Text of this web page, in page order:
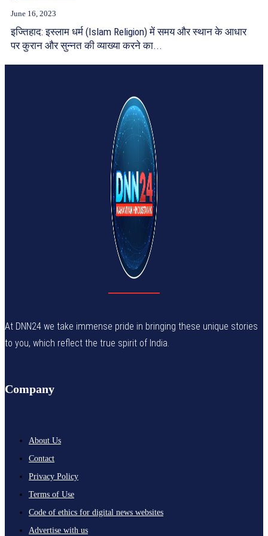
June 16, 2023
इज्तिहाद: इस्लाम धर्म (Islam Religion) में समय और स्थान के आधार
पर कुरान और सुन्नत की व्याख्या करने का...
At DNN24 we take immense pride in bringing these unique stories
to you, which reflect the true spirit of India.
Company
About Us
Contact
Privacy Policy
Terms of Use
Code of ethics for digital news websites
Advertise with us